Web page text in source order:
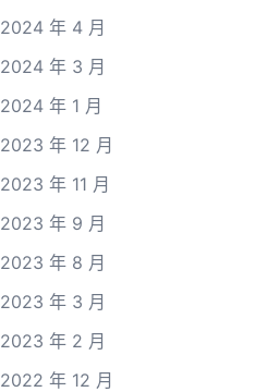
2024 年 4 月
2024 年 3 月
2024 年 1 月
2023 年 12 月
2023 年 11 月
2023 年 9 月
2023 年 8 月
2023 年 3 月
2023 年 2 月
2022 年 12 月